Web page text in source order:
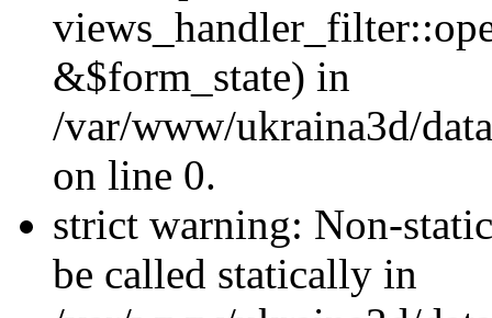
&$form_state) in
/var/www/ukraina3d/
on line 0.
strict warning: Non-
be called statically in